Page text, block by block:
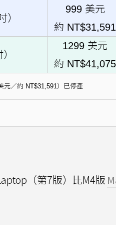
）
999 美元
約 NT$31,591
1299 美元
約 NT$41,075
元／約 NT$31,591）已停產
（第7版）比M4版